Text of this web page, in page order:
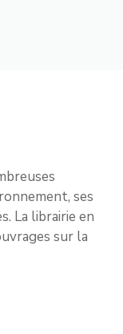
ses
La librairie en
sur la